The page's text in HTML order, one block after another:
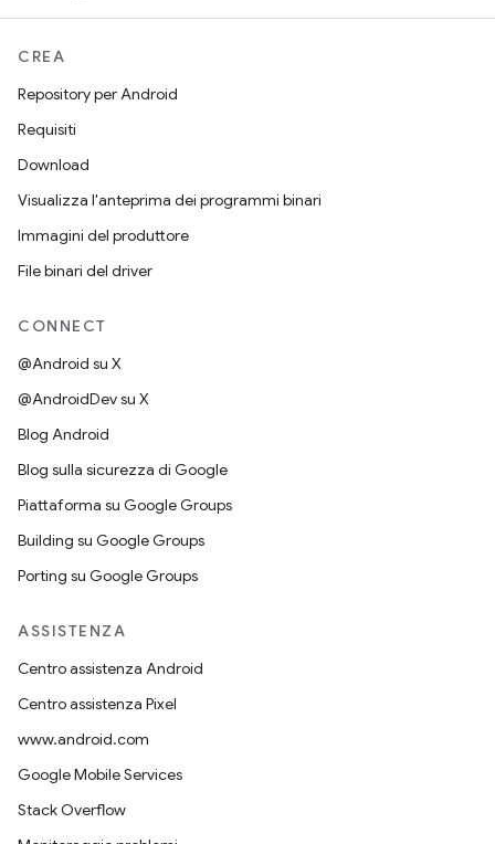
CREA
Repository per Android
Requisiti
Download
Visualizza l'anteprima dei programmi binari
Immagini del produttore
File binari del driver
CONNECT
@Android su X
@AndroidDev su X
Blog Android
Blog sulla sicurezza di Google
Piattaforma su Google Groups
Building su Google Groups
Porting su Google Groups
ASSISTENZA
Centro assistenza Android
Centro assistenza Pixel
www.android.com
Google Mobile Services
Stack Overflow